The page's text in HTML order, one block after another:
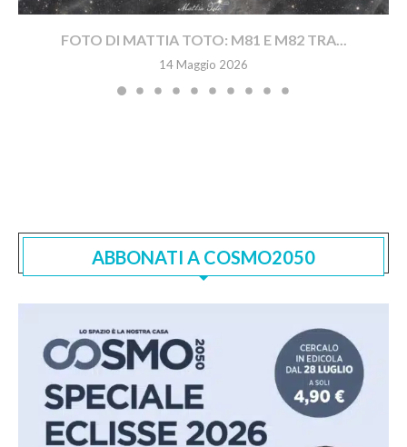
FOTO DI MATTIA TOTO: M81 E M82 TRA...
14 Maggio 2026
ABBONATI A COSMO2050